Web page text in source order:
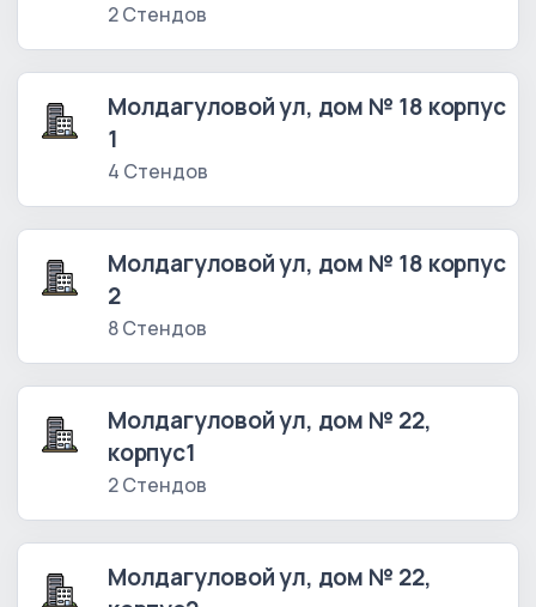
2 Стендов
Молдагуловой ул, дом № 18 корпус
1
4 Стендов
Молдагуловой ул, дом № 18 корпус
2
8 Стендов
Молдагуловой ул, дом № 22,
корпус1
2 Стендов
Молдагуловой ул, дом № 22,